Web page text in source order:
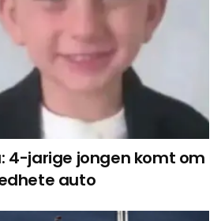
4-jarige jongen komt om
auto